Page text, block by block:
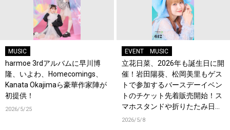
MUSIC
harmoe 3rdアルバムに早川博
隆、いよわ、Homecomings、
Kanata Okajimaら豪華作家陣が
初提供！
2026/5/25
EVENT MUSIC
立花日菜、2026年も誕生日に開
催！岩田陽葵、松岡美里もゲス
トで参加するバースデーイベン
トのチケット先着販売開始！ス
マホスタンドや折りたたみ日傘
などオリジナルグッズ販売決
2026/5/8